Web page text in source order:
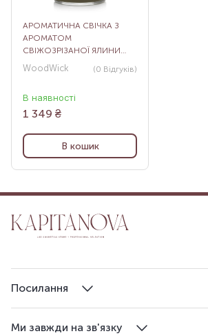
АРОМАТИЧНА СВІЧКА З
АРОМАТОМ
СВІЖОЗРІЗАНОЇ ЯЛИНИ
WOODWICK MEDIUM
WoodWick (0 Відгуків)
В наявності
1 349 ₴
В кошик
Ми завжди на зв'язку
Посилання